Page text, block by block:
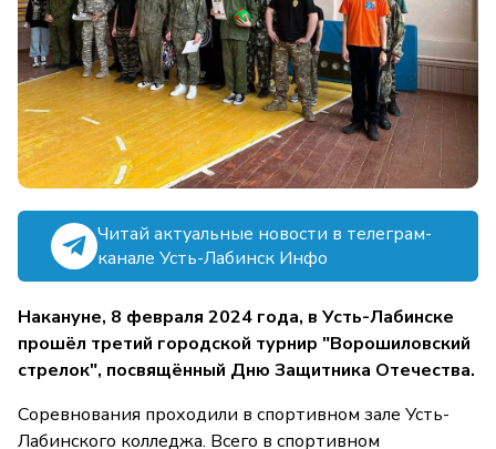
Читай актуальные новости в телеграм-
канале Усть-Лабинск Инфо
Накануне, 8 февраля 2024 года, в Усть-Лабинске
прошёл третий городской турнир "Ворошиловский
стрелок", посвящённый Дню Защитника Отечества.
Соревнования проходили в спортивном зале Усть-
Лабинского колледжа. Всего в спортивном